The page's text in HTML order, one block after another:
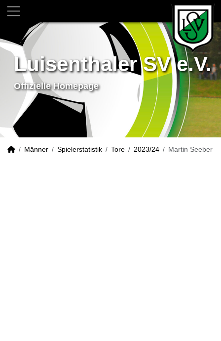
Luisenthaler SV e.V.
Offizielle Homepage
Männer Spielerstatistik Tore 2023/24 Martin Seeber